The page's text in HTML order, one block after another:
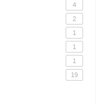
4
2
1
1
1
19